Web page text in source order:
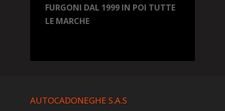
FURGONI DAL 1999 IN POI TUTTE
LE MARCHE
AUTOCADONEGHE S.A.S